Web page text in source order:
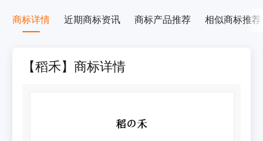
商标详情 近期商标资讯 商标产品推荐 相似商标推荐
【稻禾】商标详情